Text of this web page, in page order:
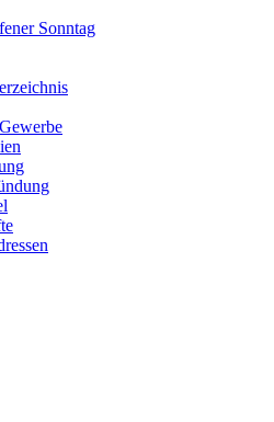
Sonntag